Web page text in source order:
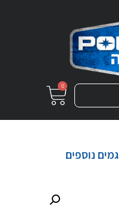
0
נוספים